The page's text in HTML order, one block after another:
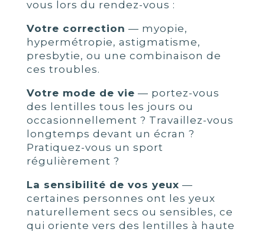
vous lors du rendez-vous :
Votre correction — myopie,
hypermétropie, astigmatisme,
presbytie, ou une combinaison de
ces troubles.
Votre mode de vie — portez-vous
des lentilles tous les jours ou
occasionnellement ? Travaillez-vous
longtemps devant un écran ?
Pratiquez-vous un sport
régulièrement ?
La sensibilité de vos yeux —
certaines personnes ont les yeux
naturellement secs ou sensibles, ce
qui oriente vers des lentilles à haute